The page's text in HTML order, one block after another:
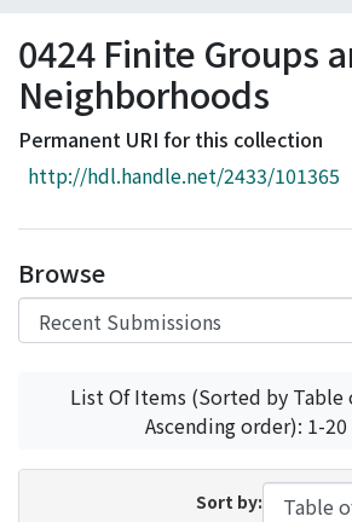
Browse
Download Ranking
Access Statistics
0424 Finite Groups
Neighborhoods
Permanent URI for this collection
http://hdl.handle.net/2433/101365
Browse
List Of Items (Sorted by
Ascending order): 1-20
Sort by: